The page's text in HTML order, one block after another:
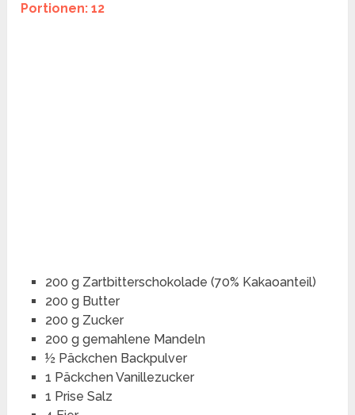
Portionen: 12
200 g Zartbitterschokolade (70% Kakaoanteil)
200 g Butter
200 g Zucker
200 g gemahlene Mandeln
½ Päckchen Backpulver
1 Päckchen Vanillezucker
1 Prise Salz